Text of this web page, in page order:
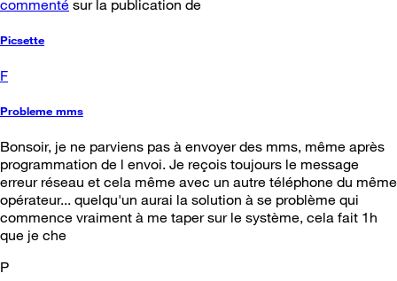
commenté sur la publication de
Picsette
F
Probleme mms
Bonsoir, je ne parviens pas à envoyer des mms, même après
programmation de l envoi. Je reçois toujours le message
erreur réseau et cela même avec un autre téléphone du même
opérateur... quelqu'un aurai la solution à se problème qui
commence vraiment à me taper sur le système, cela fait 1h
que je che
P